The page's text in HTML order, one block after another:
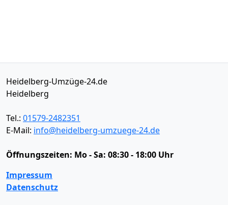
Heidelberg-Umzüge-24.de
Heidelberg
Tel.: 01579-2482351
E-Mail: info@heidelberg-umzuege-24.de
Öffnungszeiten: Mo - Sa: 08:30 - 18:00 Uhr
Impressum
Datenschutz